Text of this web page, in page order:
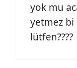
yok mu
yetmez
lütfen????